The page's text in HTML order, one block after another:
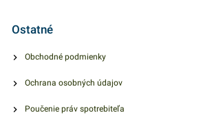
Ostatné
Obchodné podmienky
Ochrana osobných údajov
Poučenie práv spotrebiteľa